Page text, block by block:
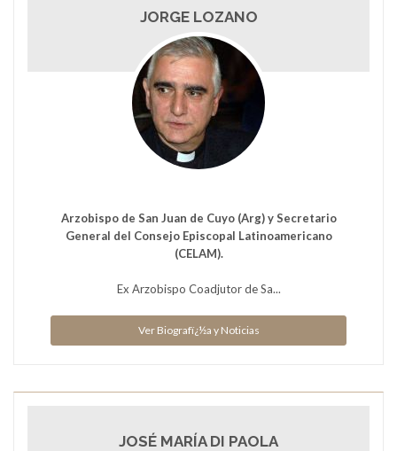
JORGE LOZANO
Arzobispo de San Juan de Cuyo (Arg) y Secretario
General del Consejo Episcopal Latinoamericano
(CELAM).
Ex Arzobispo Coadjutor de Sa...
Ver Biografï¿½a y Noticias
JOSÉ MARÍA DI PAOLA